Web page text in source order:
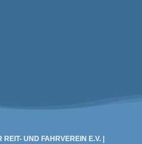
UND FAHRVEREIN E.V. |